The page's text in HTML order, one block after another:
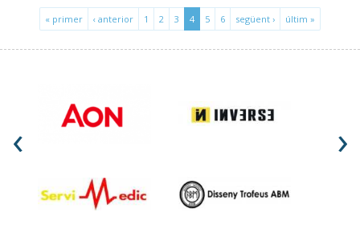
« primer ‹ anterior 1 2 3 4 5 6 següent › últim »
‹ ›